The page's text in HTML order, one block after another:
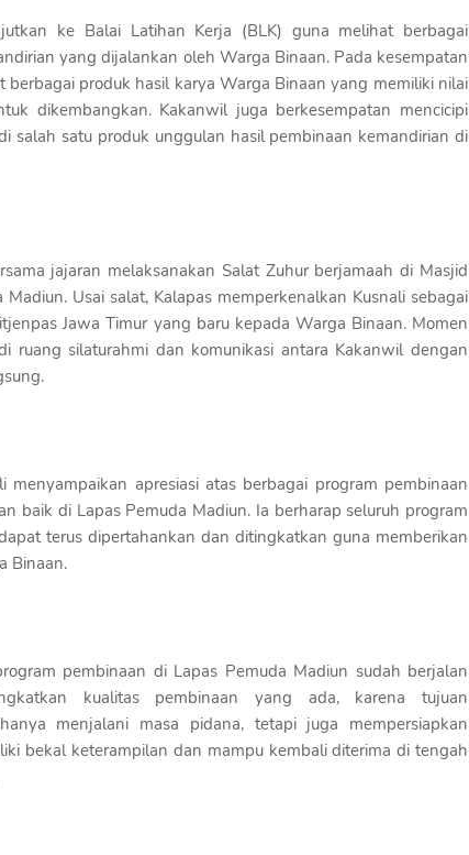
ke Balai Latihan Kerja (BLK) guna melihat berbagai
yang dijalankan oleh Warga Binaan. Pada kesempatan
berbagai produk hasil karya Warga Binaan yang memiliki nilai
dikembangkan. Kakanwil juga berkesempatan mencicipi
salah satu produk unggulan hasil pembinaan kemandirian di
jajaran melaksanakan Salat Zuhur berjamaah di Masjid
Usai salat, Kalapas memperkenalkan Kusnali sebagai
Jawa Timur yang baru kepada Warga Binaan. Momen
ruang silaturahmi dan komunikasi antara Kakanwil dengan
menyampaikan apresiasi atas berbagai program pembinaan
baik di Lapas Pemuda Madiun. Ia berharap seluruh program
terus dipertahankan dan ditingkatkan guna memberikan
Binaan.
pembinaan di Lapas Pemuda Madiun sudah berjalan
kualitas pembinaan yang ada, karena tujuan
menjalani masa pidana, tetapi juga mempersiapkan
bekal keterampilan dan mampu kembali diterima di tengah